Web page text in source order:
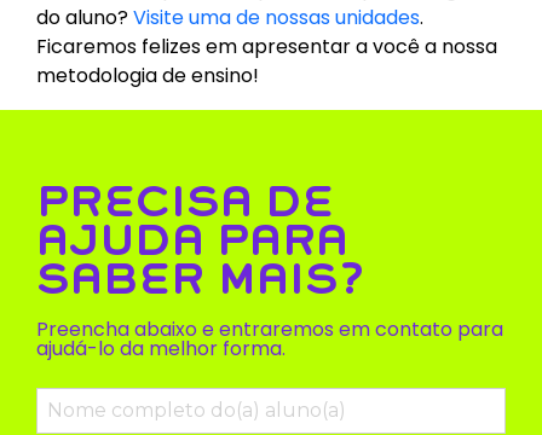
do aluno?Visite uma de nossas unidades.
Ficaremos felizes em apresentar a você a nossa
metodologia de ensino!
PRECISA DE
AJUDA PARA
SABER MAIS?
Preencha abaixo e entraremos em contato para
ajudá-lo da melhor forma.